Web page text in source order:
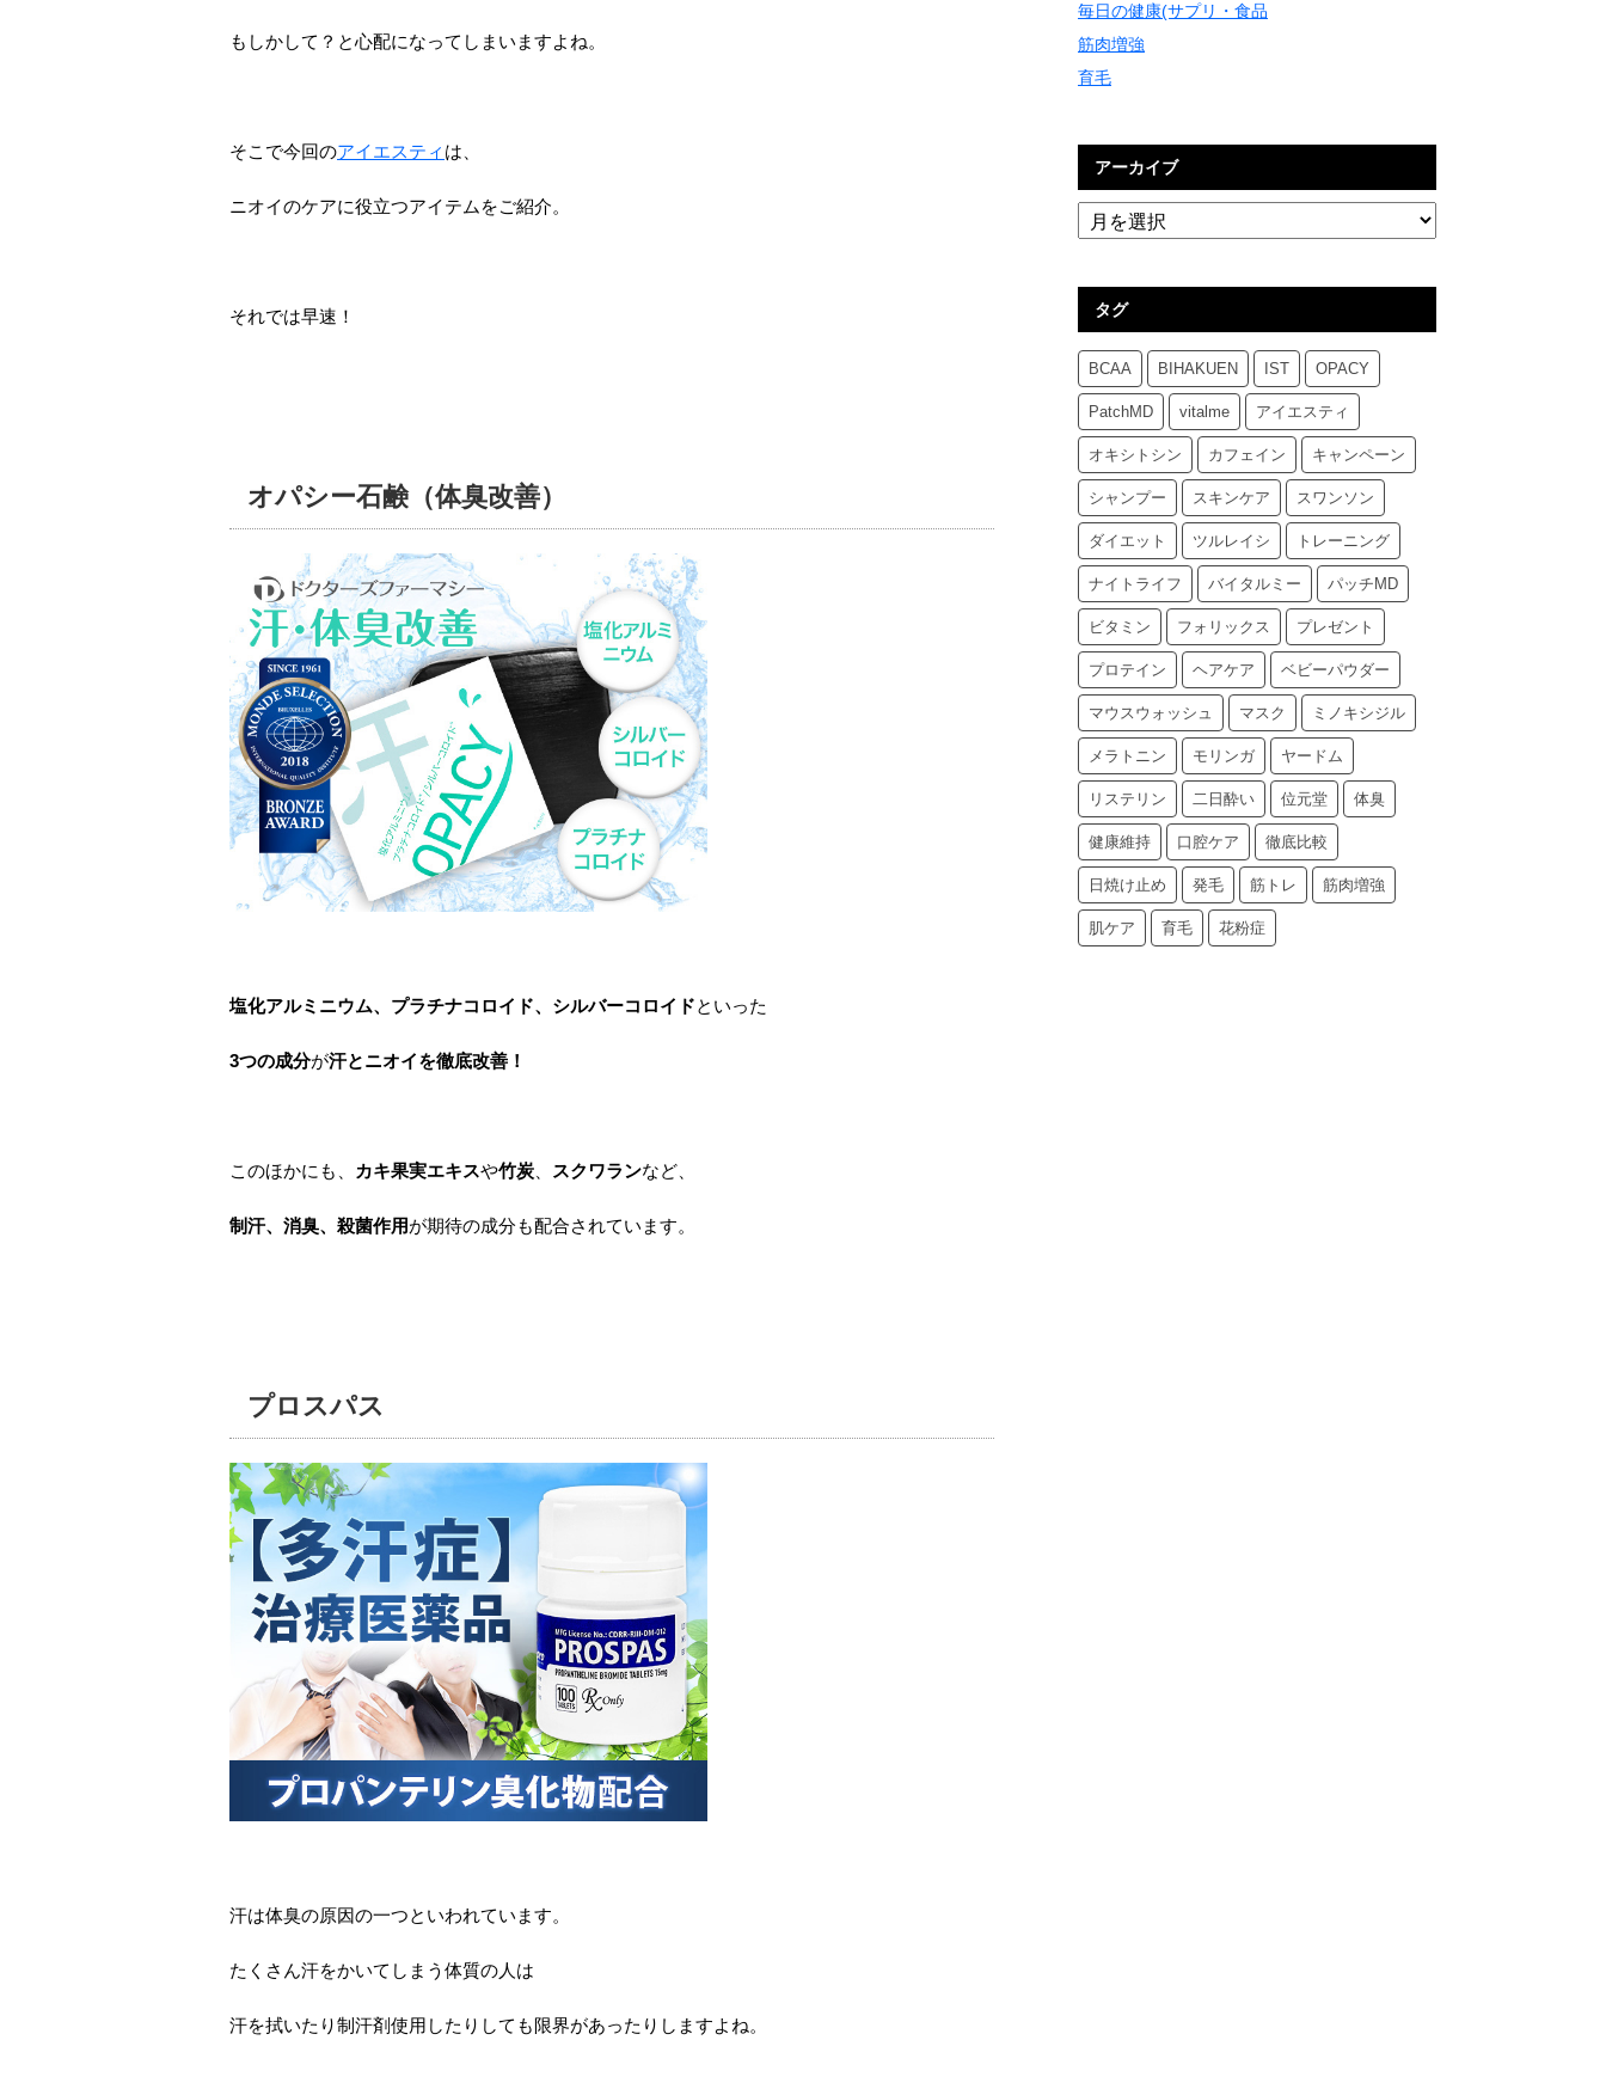
もしかして？と心配になってしまいますよね。
そこで今回のアイエスティ は、
ニオイのケアに役立つアイテムをご紹介。
それでは早速！
オパシー石鹸（体臭改善）
塩化アルミニウム、プラチナコロイド、シルバーコロイドといった
3つの成分が汗とニオイを徹底改善！
このほかにも、 カキ果実エキスや竹炭 スクワランなど、
制汗、消臭、殺菌作用が期待の成分も配合されています。
プロスパス
汗は体臭の原因の一つといわれています。
たくさん汗をかいてしまう体質の人は
汗を拭いたり制汗剤使用したりしても限界があったりしますよね。
毎日の健康(サプリ・食品
筋肉増強
育毛
アーカイブ
タグ
BCAA BIHAKUEN IST OPACY
PatchMD vitalme アイエスティ
オキシトシン カフェイン キャンペーン
シャンプー スキンケア スワンソン
ダイエット ツルレイシ トレーニング
ナイトライフ バイタルミー パッチMD
ビタミン フォリックス プレゼント
プロテイン ヘアケア ベビーパウダー
マウスウォッシュ マスク ミノキシジル
メラトニン モリンガ ヤードム
リステリン 二日酔い 位元堂 体臭
健康維持 口腔ケア 徹底比較
日焼け止め 発毛 筋トレ 筋肉増強
肌ケア 育毛 花粉症